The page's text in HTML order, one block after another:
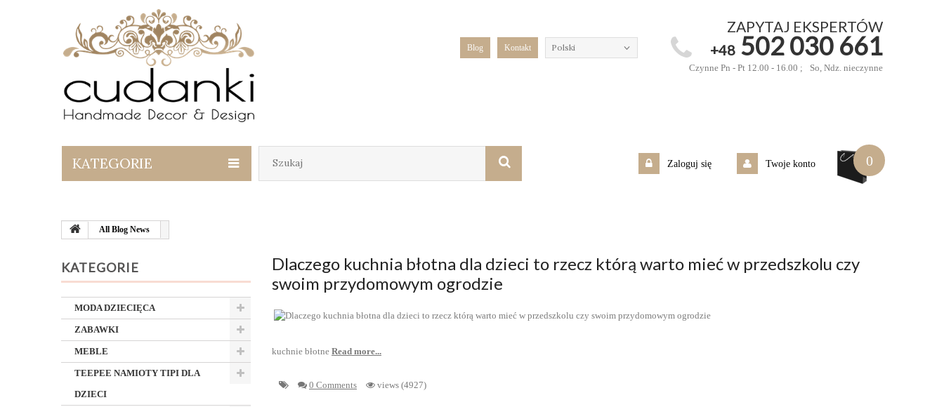
ZAPYTAJ EKSPERTÓW
+48 502 030 661
Czynne Pn - Pt 12.00 - 16.00 ; So, Ndz. nieczynne
Polski
Blog Kontakt
KATEGORIE 0
Zaloguj się Twoje konto
All Blog News
KATEGORIE
MODA DZIECIĘCA
ZABAWKI
MEBLE
TEEPEE NAMIOTY TIPI DLA
DZIECI
Dlaczego kuchnia błotna dla dzieci to rzecz którą warto mieć w przedszkolu czy
swoim przydomowym ogrodzie
kuchnie błotne Read more...
0 Comments views (4927)